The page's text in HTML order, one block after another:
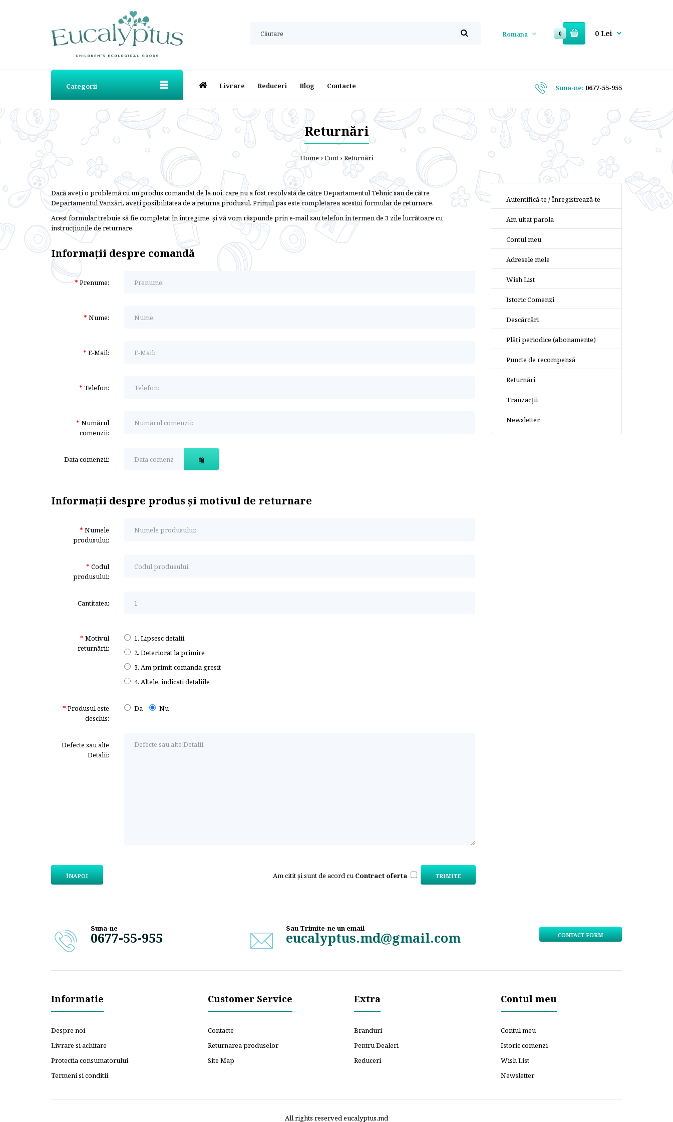
Romana 0 0 Lei
Categorii Livrare Reduceri Blog Contacte Suna-ne: 0677-55-955
Returnări
Home Cont Returnări
Dacă aveţi o problemă cu un produs comandat de la noi, care nu a fost rezolvată de către Departamentul Tehnic sau de către
Departamentul Vanzări, aveți posibilitatea de a returna produsul. Primul pas este completarea acestui formular de returnare.
Acest formular trebuie să fie completat în întregime, și vă vom răspunde prin e-mail sau telefon în termen de 3 zile lucrătoare cu
instrucțiunile de returnare.
Informaţii despre comandă
Prenume:
Nume:
E-Mail:
Telefon:
Numărul
comenzii:
Data comenzii:
Informaţii despre produs și motivul de returnare
Numele
produsului:
Codul
produsului:
Cantitatea:
Motivul
returnării:
1. Lipsesc detalii
2. Deteriorat la primire
3. Am primit comanda gresit
4. Altele, indicati detaliile
Produsul este
deschis:
Da Nu
Defecte sau alte
Detalii:
ÎNAPOI Am citit și sunt de acord cuContract oferta
Autentifică-te /Înregistrează-te
Am uitat parola
Contul meu
Adresele mele
Wish List
Istoric Comenzi
Descărcări
Plăți periodice (abonamente)
Puncte de recompensă
Returnări
Tranzacții
Newsletter
Suna-ne
0677-55-955
Sau Trimite-ne un email
eucalyptus.md@gmail.com CONTACT FORM
Informatie
Despre noi
Livrare si achitare
Protectia consumatorului
Termeni si conditii
Customer Service
Contacte
Returnarea produselor
Site Map
Extra
Branduri
Pentru Dealeri
Reduceri
Contul meu
Contul meu
Istoric comenzi
Wish List
Newsletter
All rights reserved eucalyptus.md